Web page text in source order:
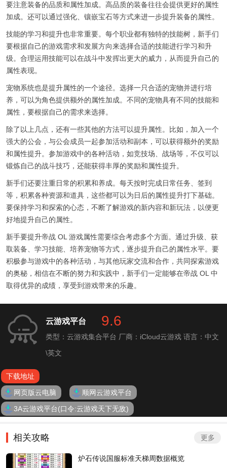
要注意装备的品质和属性加成。高品质的装备往往会提供更好的属性
加成。还可以通过强化、镶嵌宝石等方式来进一步提升装备的属性。
技能的学习和提升也非常重要。每个职业都有独特的技能树，新手们
要根据自己的游戏需求和发展方向来选择合适的技能进行学习和升
级。合理运用技能可以在战斗中发挥出更大的威力，从而提升自己的
属性表现。
宠物系统也是提升属性的一个途径。选择一只合适的宠物并进行培
养，可以为角色提供额外的属性加成。不同的宠物具有不同的技能和
属性，要根据自己的需求来选择。
除了以上几点，还有一些其他的方法可以提升属性。比如，加入一个
强大的公会，与公会成员一起参加活动和副本，可以获得额外的奖励
和属性提升。参加游戏中的各种活动，如竞技场、战场等，不仅可以
锻炼自己的战斗技巧，还能获得丰厚的奖励和属性提升。
新手们还要注重日常的积累和养成。每天按时完成日常任务、签到
等，积累各种资源和道具，这些都可以为日后的属性提升打下基础。
要保持学习和探索的心态，不断了解游戏的新内容和新玩法，以便更
好地提升自己的属性。
新手要提升帝战 OL 游戏属性需要综合考虑多个方面。通过升级、获
取装备、学习技能、培养宠物等方式，逐步提升自己的属性水平。要
积极参与游戏中的各种活动，与其他玩家交流和合作，共同探索游戏
的奥秘，相信在不断的努力和实践中，新手们一定能够在帝战 OL 中
取得优异的成绩，享受到游戏带来的乐趣。
云游戏平台
类型：云游戏集合平台 厂商：iCloud云游戏 语言：中文
\英文
9.6
下载地址
网页版云电脑
顺网云游戏平台
3A云游戏平台(口令:云游戏天下无敌)
相关攻略 更多
炉石传说国服标准天梯周数据概览